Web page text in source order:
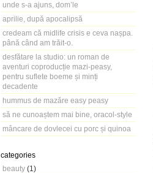
unde s-a ajuns, dom’le
aprilie, după apocalipsă
credeam că midlife crisis e ceva nașpa.
până când am trăit-o.
desfătare la studio: un roman de
aventuri coproducție mazi-peasy,
pentru suflete boeme și minți
decadente
hummus de mazăre easy peasy
să ne cunoaștem mai bine, oracol-style
mâncare de dovlecei cu porc și quinoa
categories
beauty (1)